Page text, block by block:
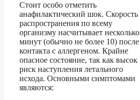
Стоит особо отметить
анафилактический шок. Скорость
распространения по всему
организму насчитывает несколько
минут (обычно не более 10) после
контакта с аллергеном. Крайне
опасное состояние, так как высок
риск наступления летального
исхода. Основными симптомами
являются: